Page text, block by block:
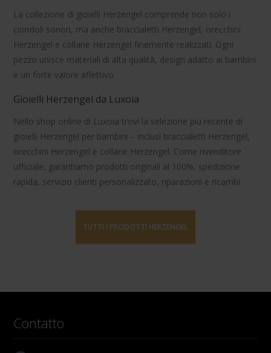
La collezione di gioielli Herzengel comprende non solo i
ciondoli sonori, ma anche braccialetti Herzengel, orecchini
Herzengel e collane Herzengel finemente realizzati. Ogni
pezzo unisce materiali di alta qualità, design adatto ai bambini
e un forte valore affettivo.
Gioielli Herzengel da Luxoia
Nello shop online di Luxoia trovi la selezione più recente di
gioielli Herzengel per bambini – inclusi braccialetti Herzengel,
orecchini Herzengel e collane Herzengel. Come rivenditore
ufficiale, garantiamo prodotti originali al 100%, spedizione
rapida, servizio clienti personalizzato, riparazioni e ricambi.
TUTTI I PRODOTTI HERZENGEL
Contatto